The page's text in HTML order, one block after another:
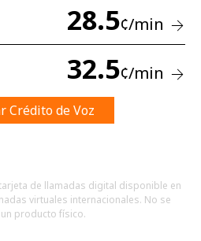
No se ha creado una contraseña
minúscula
28.5¢/min
32.5¢/min
Crédito de Voz
de llamadas digital disponible en
virtuales internacionales. No se
producto físico.